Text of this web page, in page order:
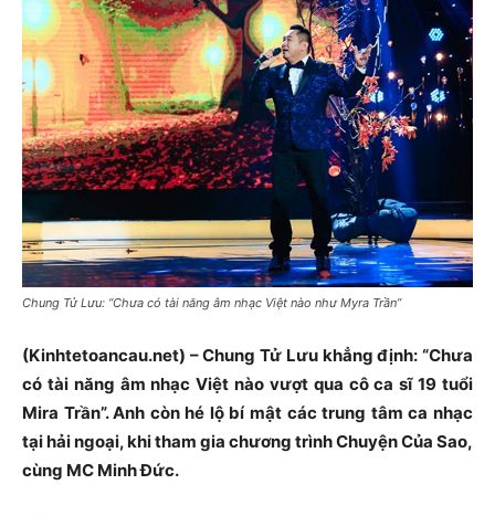
Chung Tử Lưu: “Chưa có tài năng âm nhạc Việt nào như Myra Trần”
(Kinhtetoancau.net) – Chung Tử Lưu khẳng định: “Chưa
có tài năng âm nhạc Việt nào vượt qua cô ca sĩ 19 tuổi
Mira Trần”. Anh còn hé lộ bí mật các trung tâm ca nhạc
tại hải ngoại, khi tham gia chương trình Chuyện Của Sao,
cùng MC Minh Đức.